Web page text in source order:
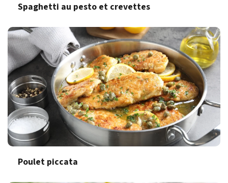
Spaghetti au pesto et crevettes
Poulet piccata